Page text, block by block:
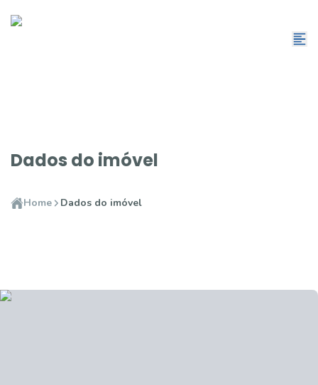
Dados do imóvel
Home Dados do imóvel